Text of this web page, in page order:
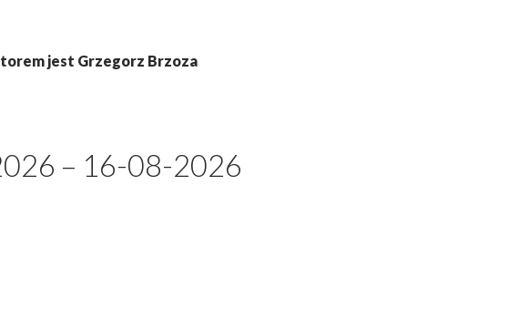
jest Grzegorz Brzoza
– 16-08-2026